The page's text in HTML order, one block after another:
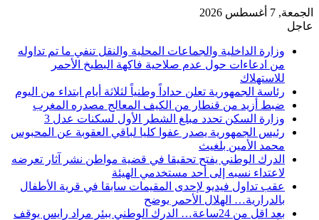
الجمعة, 7 أغسطس 2026
عاجل
وزارة الداخلية والجماعات المحلية والنقل تنفي ما تم تداوله
من ادعاءات حول عدم صلاحية فاكهة البطيخ الأحمر
للاستهلاك
رئاسة الجمهورية تعلن حداداً وطنياً لثلاثة أيام ابتداء من اليوم
ضبط أزيد من قنطار من الكيف المعالج مصدره المغرب
وزارة السكن تحدد مبلغ الشطر الأول لسكنات عدل 3
رئيس الجمهورية يصدر عفوا كليا لباقي العقوبة عن المحبوس
محمد الأمين بلغيث
الدرك الوطني يفتح تحقيقا في قضية مواطن نشر آثار تعرضه
لاعتداء نسبه إلى أحد مستخدمي الهيئة
عقب تداول فيديو لإحدى المقيمات سابقا في قرية الأطفال
بالدرارية… الهلال الأحمر يوضح
بعد اقل من 24ساعة… الدرك الوطني ببئر مراد رايس يوقف